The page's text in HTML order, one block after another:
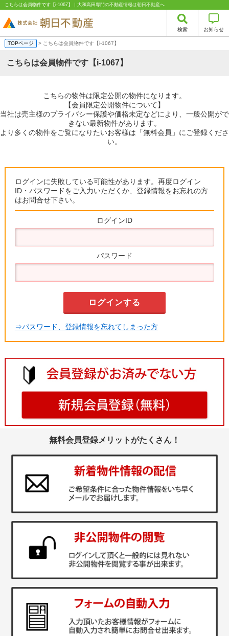
こちらは会員物件です【i-1067】｜大和高田専門の不動産情報は朝日不動産へ
検索 お知らせ
TOPページ > こちらは会員物件です【i-1067】
こちらは会員物件です【i-1067】
こちらの物件は限定公開の物件になります。
【会員限定公開物件について】
当社は売主様のプライバシー保護や価格未定などにより、一般公開がで
きない最新物件があります。
より多くの物件をご覧になりたいお客様は「無料会員」にご登録くださ
い。
ログインに失敗している可能性があります。再度ログイン
ID・パスワードをご入力いただくか、登録情報をお忘れの方
はお問合せ下さい。
ログインID
パスワード
⇒パスワード、登録情報を忘れてしまった方
無料会員登録メリットがたくさん！